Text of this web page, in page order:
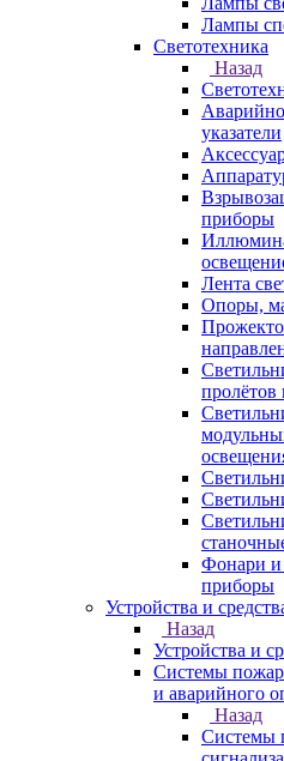
Лампы
Светотехника
Назад
указатели
приборы
Лента
Опоры,
пролётов
Фонари и
приборы
Устройства и
Назад
Устройства и
Системы
и аварийного
Назад
Системы